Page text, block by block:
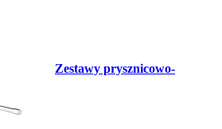
Zestawy prysznicowo-